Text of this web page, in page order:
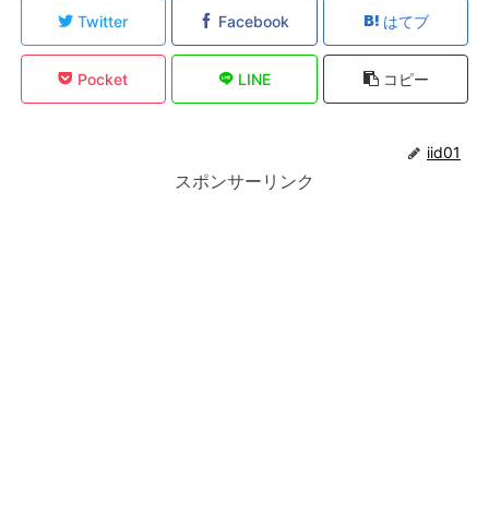
Twitter Facebook はてブ
Pocket LINE コピー
iid01
スポンサーリンク